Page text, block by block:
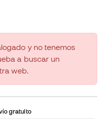
y no tenemos
a buscar un
web.
gratuito